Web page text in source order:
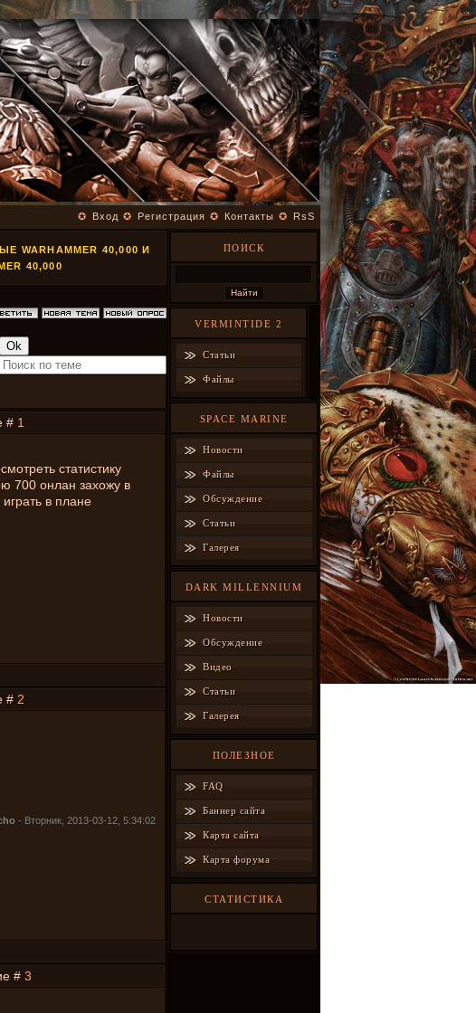
✪ Вход ✪ Регистрация ✪ Контакты ✪ RsS
40,000 И
40,000
# 1
статистику
700 онлан захожу в
в плане
# 2
- Вторник, 2013-03-12, 5:34:02
# 3
ПОИСК
VERMINTIDE 2
Статьи
Файлы
SPACE MARINE
Новости
Файлы
Обсуждение
Статьи
Галерея
DARK MILLENNIUM
Новости
Обсуждение
Видео
Статьи
Галерея
ПОЛЕЗНОЕ
FAQ
Баннер сайта
Карта сайта
Карта форума
СТАТИСТИКА